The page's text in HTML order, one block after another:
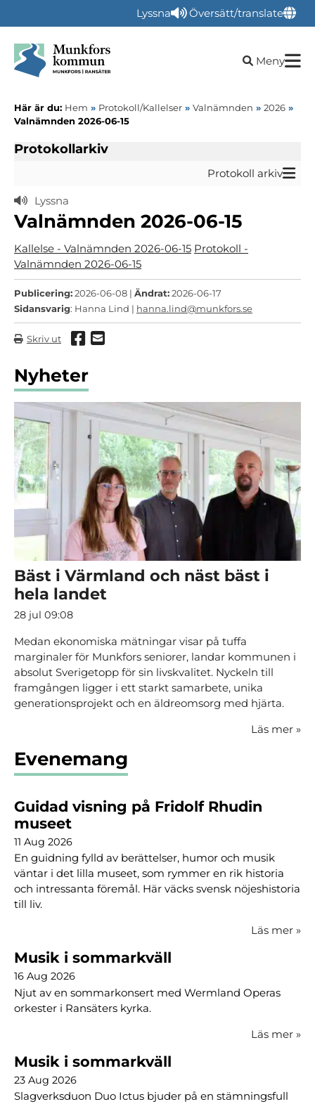
Lyssna Översätt/translate
Öppna
Meny
Här är du: Hem » Protokoll/Kallelser » Valnämnden » 2026 »
Valnämnden 2026-06-15
Protokollarkiv
Protokoll arkiv
Lyssna
Valnämnden 2026-06-15
Kallelse - Valnämnden 2026-06-15 Protokoll -
Valnämnden 2026-06-15
Publicering:2026-06-08 | Ändrat:2026-06-17
Sidansvarig: Hanna Lind | hanna.lind@munkfors.se
Skriv ut Dela via Facebook
Dela via mail
Nyheter
Bäst i Värmland och näst bäst i
hela landet
28 jul 09:08
Medan ekonomiska mätningar visar på tuffa
marginaler för Munkfors seniorer, landar kommunen i
absolut Sverigetopp för sin livskvalitet. Nyckeln till
framgången ligger i ett starkt samarbete, unika
generationsprojekt och en äldreomsorg med hjärta.
Läs mer »
Evenemang
Guidad visning på Fridolf Rhudin
museet
11 Aug 2026
En guidning fylld av berättelser, humor och musik
väntar i det lilla museet, som rymmer en rik historia
och intressanta föremål. Här väcks svensk nöjeshistoria
till liv.
Läs mer »
Musik i sommarkväll
16 Aug 2026
Njut av en sommarkonsert med Wermland Operas
orkester i Ransäters kyrka.
Läs mer »
Musik i sommarkväll
23 Aug 2026
Slagverksduon Duo Ictus bjuder på en stämningsfull